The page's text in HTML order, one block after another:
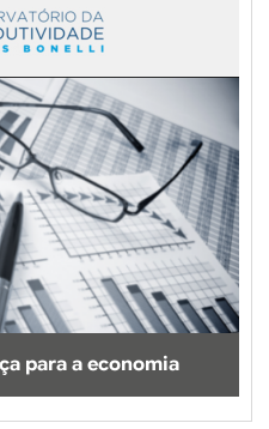
para a economia